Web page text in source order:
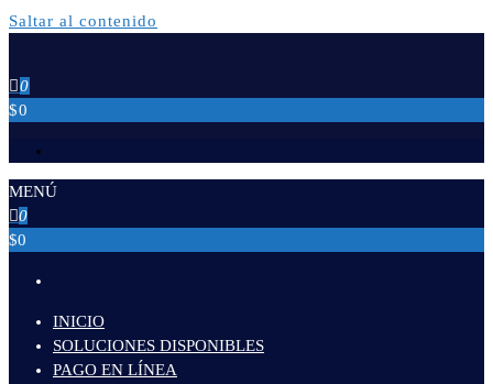
Saltar al contenido
0
$0
MENÚ
0
$0
INICIO
SOLUCIONES DISPONIBLES
PAGO EN LÍNEA